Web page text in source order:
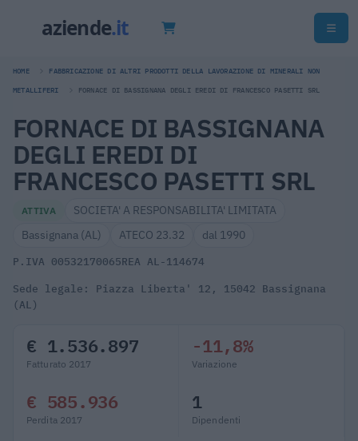
HOME FABBRICAZIONE DI ALTRI PRODOTTI DELLA LAVORAZIONE DI MINERALI NON
METALLIFERI FORNACE DI BASSIGNANA DEGLI EREDI DI FRANCESCO PASETTI SRL
FORNACE DI BASSIGNANA
DEGLI EREDI DI
FRANCESCO PASETTI SRL
ATTIVA
SOCIETA' A RESPONSABILITA' LIMITATA
Bassignana (AL)
ATECO 23.32 dal 1990
P.IVA 00532170065REA AL-114674
Sede legale: Piazza Liberta' 12, 15042 Bassignana
(AL)
€ 1.536.897
Fatturato 2017
-11,8%
Variazione
€ 585.936
Perdita 2017
1
Dipendenti